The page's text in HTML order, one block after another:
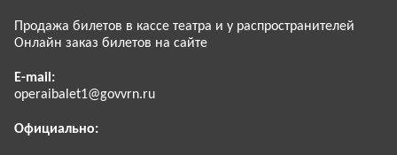
Продажа билетов в кассе театра и у распространителей
Онлайн заказ билетов на сайте
E-mail:
operaibalet1@govvrn.ru
Официально: